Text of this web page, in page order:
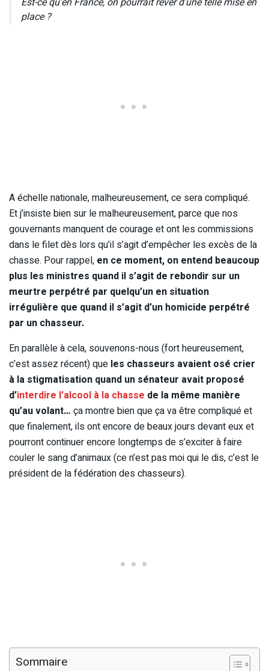
place ?
A échelle nationale, malheureusement, ce sera compliqué.
Et j’insiste bien sur le malheureusement, parce que nos
gouvernants manquent de courage et ont les commissions
dans le filet dès lors qu’il s’agit d’empêcher les excès de la
chasse. Pour rappel, en ce moment, on entend beaucoup
plus les ministres quand il s’agit de rebondir sur un
meurtre perpétré par quelqu’un en situation
irrégulière que quand il s’agit d’un homicide perpétré
par un chasseur.
En parallèle à cela, souvenons-nous (fort heureusement,
c’est assez récent) que les chasseurs avaient osé crier
à la stigmatisation quand un sénateur avait proposé
d’interdire l’alcool à la chasse de la même manière
qu’au volant… ça montre bien que ça va être compliqué et
que finalement, ils ont encore de beaux jours devant eux et
pourront continuer encore longtemps de s’exciter à faire
couler le sang d’animaux (ce n’est pas moi qui le dis, c’est le
président de la fédération des chasseurs).
Sommaire